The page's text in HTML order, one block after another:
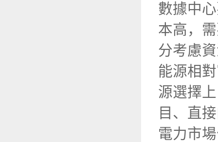
數據中
本高，
分考慮
能源相
源選擇
目、直
電力市